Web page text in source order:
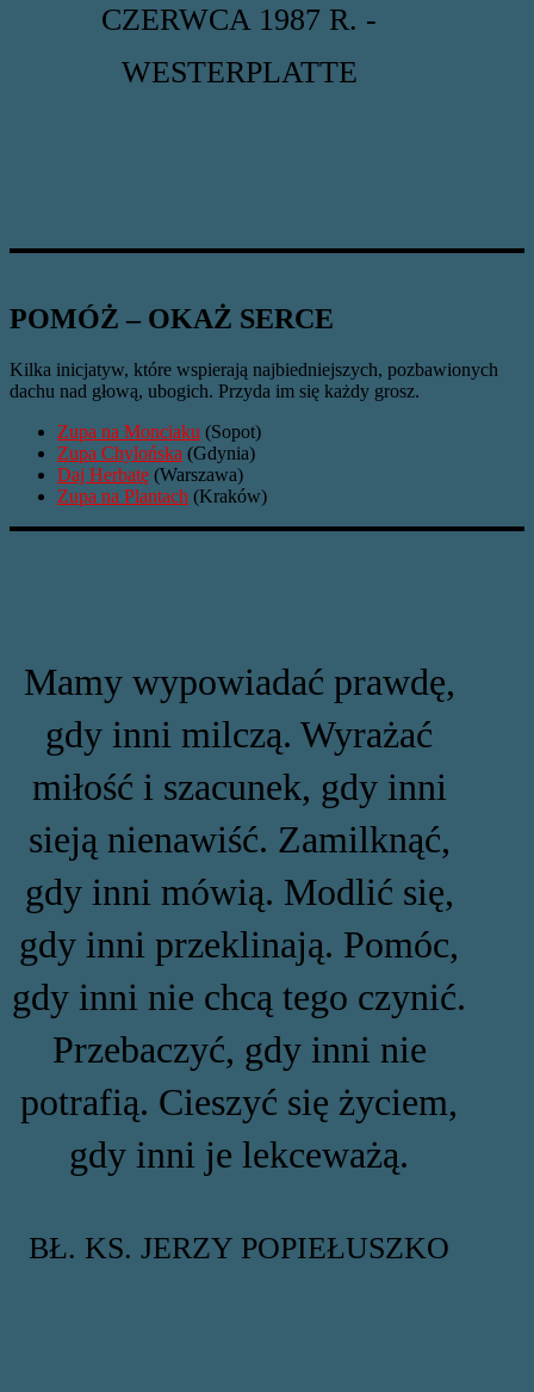
CZERWCA 1987 R. -
WESTERPLATTE
POMÓŻ – OKAŻ SERCE
Kilka inicjatyw, które wspierają najbiedniejszych, pozbawionych
dachu nad głową, ubogich. Przyda im się każdy grosz.
Zupa na Monciaku (Sopot)
Zupa Chylońska (Gdynia)
Daj Herbatę (Warszawa)
Zupa na Plantach (Kraków)
Mamy wypowiadać prawdę,
gdy inni milczą. Wyrażać
miłość i szacunek, gdy inni
sieją nienawiść. Zamilknąć,
gdy inni mówią. Modlić się,
gdy inni przeklinają. Pomóc,
gdy inni nie chcą tego czynić.
Przebaczyć, gdy inni nie
potrafią. Cieszyć się życiem,
gdy inni je lekceważą.
BŁ. KS. JERZY POPIEŁUSZKO